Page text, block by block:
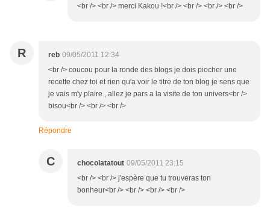
<br /> <br /> merci Kakou !<br /> <br /> <br /> <br />
R reb 09/05/2011 12:34
<br /> coucou pour la ronde des blogs je dois piocher une
recette chez toi et rien qu'a voir le titre de ton blog je sens que
je vais m'y plaire , allez je pars a la visite de ton univers<br />
bisou<br /> <br /> <br />
Répondre
C chocolatatout 09/05/2011 23:15
<br /> <br /> j'espère que tu trouveras ton
bonheur<br /> <br /> <br /> <br />